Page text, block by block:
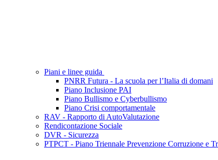
Piani e linee guida
PNRR Futura - La scuola per l’Italia di domani
Piano Inclusione PAI
Piano Bullismo e Cyberbullismo
Piano Crisi comportamentale
RAV - Rapporto di AutoValutazione
Rendicontazione Sociale
DVR - Sicurezza
PTPCT - Piano Triennale Prevenzione Corruzione e